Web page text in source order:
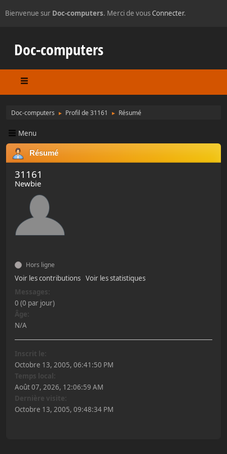
Bienvenue sur Doc-computers. Merci de vousConnecter.
Doc-computers
Doc-computers ► Profil de 31161 ► Résumé
Menu
Résumé
31161
Newbie
Hors ligne
Voir les contributions Voir les statistiques
Messages:
0 (0 par jour)
Âge:
N/A
Inscrit le:
Octobre 13, 2005, 06:41:50 PM
Temps local:
Août 07, 2026, 12:06:59 AM
Dernière visite:
Octobre 13, 2005, 09:48:34 PM